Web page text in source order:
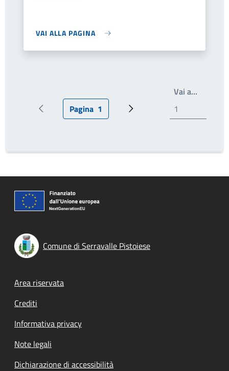
VAI ALLA PAGINA
Pagina precedentePagina attuale
Pagina 1 Prossima pagina
Vai a…
Comune di Serravalle Pistoiese
Footer menu
Area riservata
Crediti
Informativa privacy
Note legali
Dichiarazione di accessibilità